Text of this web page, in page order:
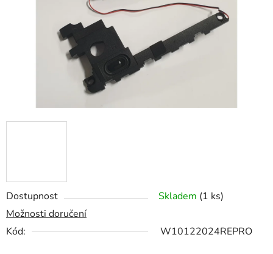
Dostupnost Skladem (1 ks)
Možnosti doručení
Kód:
W10122024REPRO